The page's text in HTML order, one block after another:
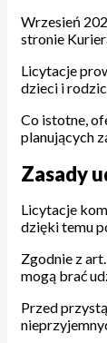
Wrzesień
stronie
Licytacje
dzieci i
Co istotne,
planujących
Zasady
Licytacje
dzięki temu
Zgodnie z
mogą brać
Przed